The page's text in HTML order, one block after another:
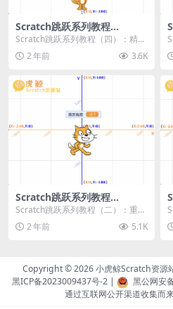
Scratch跳跃系列教程
（四）：精准着陆
Scratch跳跃系列教程（四）：精准
着陆 作者：小虎鲸Scratch资源站
... 2 年前 3.6K
Scratch跳跃系列教程
（二）：重力跳跃
Scratch跳跃系列教程（二）：重力
跳跃 作者：小虎鲸Scratch资源站
按...2 年前 5.1K
Copyright © 2026小虎鲸Scratch资源
黑ICP备2023009437号-2| 黑公网安
通过互联网公开渠道收集而